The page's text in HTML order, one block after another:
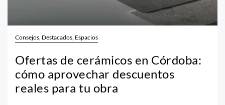
Consejos, Destacados, Espacios
Ofertas de cerámicos en Córdoba:
cómo aprovechar descuentos
reales para tu obra